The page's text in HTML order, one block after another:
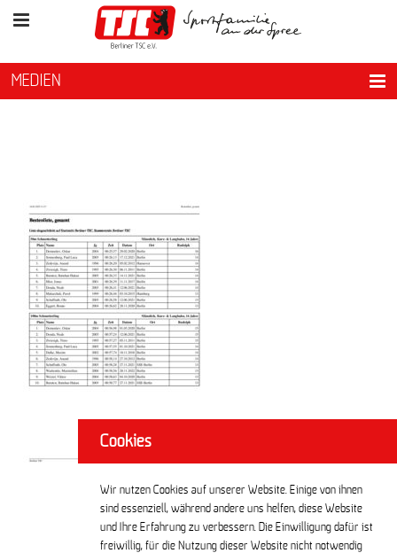
MEDIEN
Cookies
Wir nutzen Cookies auf unserer Website. Einige von ihnen
sind essenziell, während andere uns helfen, diese Website
und Ihre Erfahrung zu verbessern. Die Einwilligung dafür ist
freiwillig, für die Nutzung dieser Website nicht notwendig